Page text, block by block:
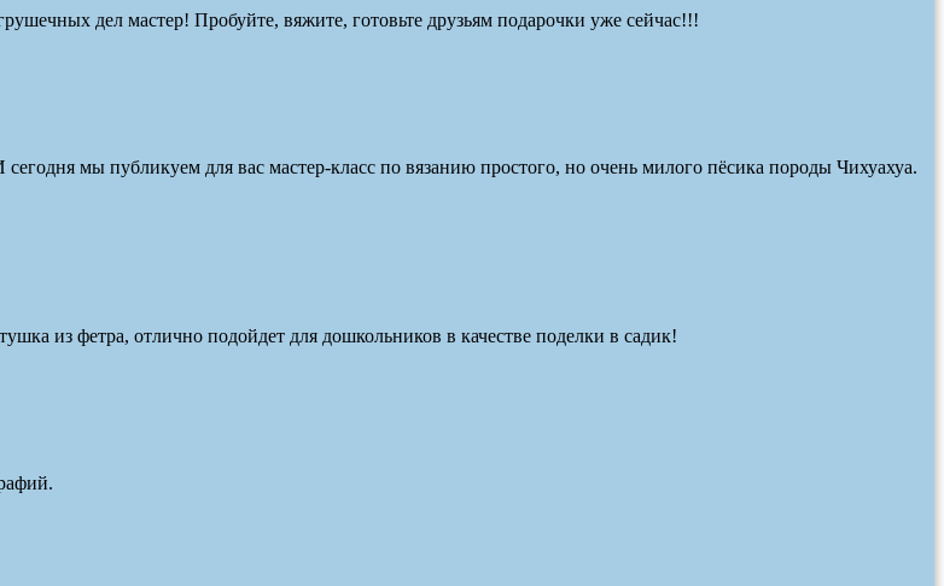
дел мастер! Пробуйте, вяжите, готовьте друзьям подарочки уже сейчас!!!
мы публикуем для вас мастер-класс по вязанию простого, но очень милого пёсика породы Чихуахуа.
из фетра, отлично подойдет для дошкольников в качестве поделки в садик!